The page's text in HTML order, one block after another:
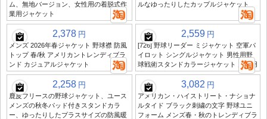
ム、無地バージョン、女性用の着脱式作
業用ジャケット
ルなゆったりしたカップルジャケット
2,378 円
メンズ 2026年春ジャケット 野球襟 防風
トップ 春/秋 アメリカントレンディブラ
ンド カジュアルジャケット
2,559 円
[726] 野球リーダー ミジャケット 空軍パ
イロット シングルジャケット 男性用野
球戦術スタンドカラージャケット 男性用
2,258 円
鹿皮フリースの野球ジャケット、ユース
メンズの秋冬パッド付きスタンドカラ
ー、ゆったりしたプラスサイズの防風暖
3,082 円
アメリカン・ハイストリート・ナショナ
ルタイド ブラック刺繍の文字 野球ユニ
フォーム メンズ春・秋のトレンディブラ